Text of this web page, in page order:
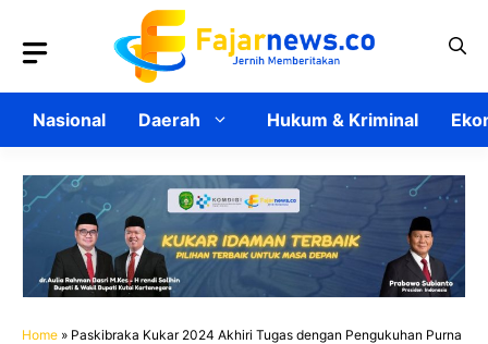
Nasional Daerah Hukum & Kriminal
Home » Paskibraka Kukar 2024 Akhiri Tugas dengan Pengukuhan Purna